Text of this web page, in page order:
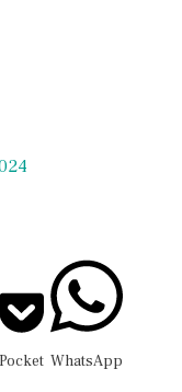
Pocket WhatsApp